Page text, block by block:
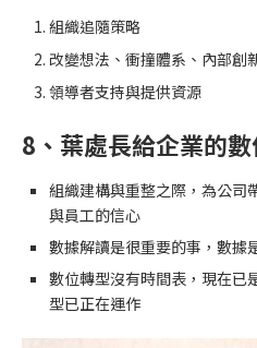
組織追隨策略
改變想法、衝撞體系、內部創
領導者支持與提供資源
8、葉處長給企業的
組織建構與重整之際，為公司
與員工的信心
數據解讀是很重要的事，數據
數位轉型沒有時間表，現在已
型已正在運作